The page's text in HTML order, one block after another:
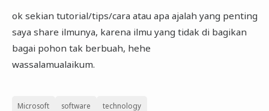
ok sekian tutorial/tips/cara atau apa ajalah yang penting
saya share ilmunya, karena ilmu yang tidak di bagikan
bagai pohon tak berbuah, hehe
wassalamualaikum.
Microsoft software technology